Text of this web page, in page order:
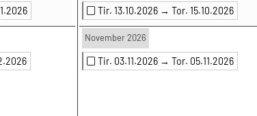
Tir. 13.10.2026 → Tor. 15.10.2026
November 2026
Tir. 03.11.2026 → Tor. 05.11.2026